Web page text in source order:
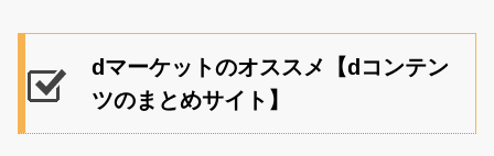
dマーケットのオススメ【dコンテン
ツのまとめサイト】